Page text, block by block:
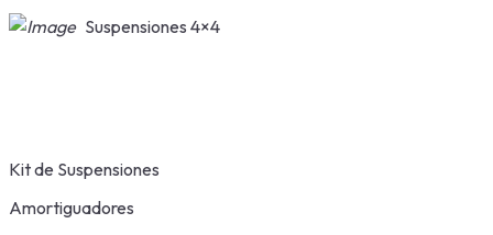
Suspensiones 4×4
Kit de Suspensiones
Amortiguadores